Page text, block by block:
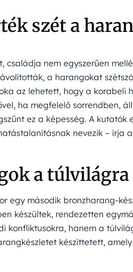
szét a
családja nem egyszerűen
a harangokat
az lehetett, hogy a korabeli
ha megfelelő sorrendben,
ez a képesség. A
nevezik – írja a
a túlvilágra
egy második bronzharang-
készültek, rendezetten
konfliktusokra, hanem a
készíttetett,